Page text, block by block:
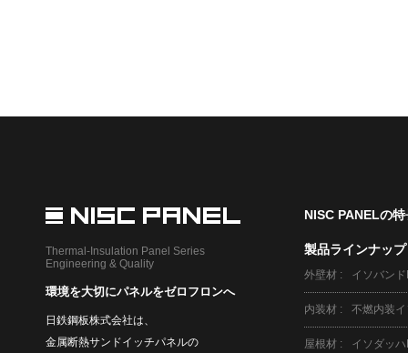
Thermal-Insulation Panel Series
Engineering & Quality
環境を大切にパネルをゼロフロンへ
日鉄鋼板株式会社は、
金属断熱サンドイッチパネルの
NISC PANELの
製品ラインナッ
外壁材 イソバン
内装材 不燃内装
屋根材 イソダッ